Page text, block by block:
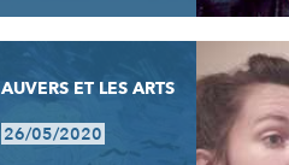
AUVERS ET LES ARTS
26/05/2020